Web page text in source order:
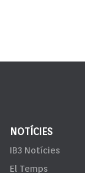
NOTÍCIES
IB3 Notícies
El Temps